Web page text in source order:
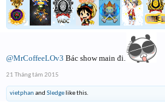
@MrCoffeeLOv3 Bác show main đi.
21 Tháng tám 2015
vietphanand Sledgelike this.